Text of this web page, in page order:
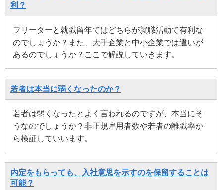
利？
フリーターと就職留年ではどちらが就職活動で有利な
のでしょうか？また、大手企業と中小企業では違いが
あるのでしょうか？ここで解説していきます。
若者は本当に弱くなったのか？
若者は弱くなったとよく言われるのですが、本当にそ
うなのでしょうか？非正規雇用者数や若者の離職率か
ら検証していいます。
内定をもらっても、入社意思を示すのを保留することは
可能？